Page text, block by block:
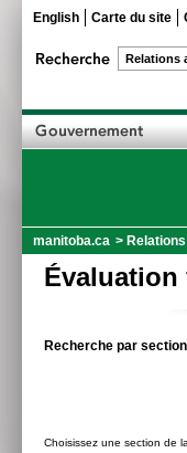
English Carte du site
manitoba.ca >
Évaluation
Recherche par
Choisissez une section de la